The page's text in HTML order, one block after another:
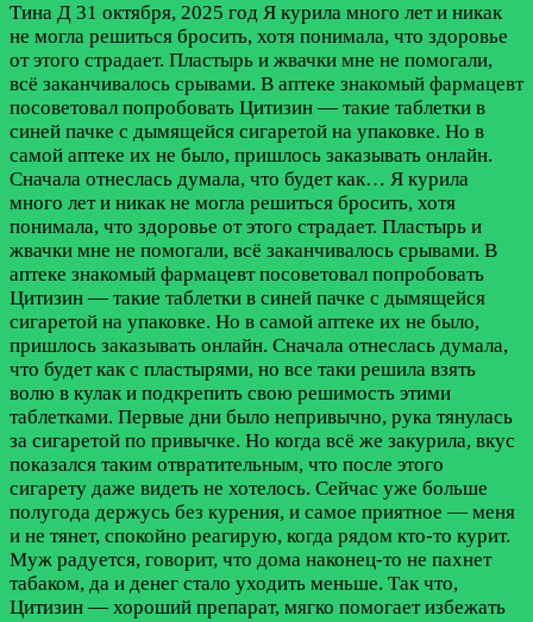
Тина Д 31 октября, 2025 год Я курила много лет и никак
не могла решиться бросить, хотя понимала, что здоровье
от этого страдает. Пластырь и жвачки мне не помогали,
всё заканчивалось срывами. В аптеке знакомый фармацевт
посоветовал попробовать Цитизин — такие таблетки в
синей пачке с дымящейся сигаретой на упаковке. Но в
самой аптеке их не было, пришлось заказывать онлайн.
Сначала отнеслась думала, что будет как… Я курила
много лет и никак не могла решиться бросить, хотя
понимала, что здоровье от этого страдает. Пластырь и
жвачки мне не помогали, всё заканчивалось срывами. В
аптеке знакомый фармацевт посоветовал попробовать
Цитизин — такие таблетки в синей пачке с дымящейся
сигаретой на упаковке. Но в самой аптеке их не было,
пришлось заказывать онлайн. Сначала отнеслась думала,
что будет как с пластырями, но все таки решила взять
волю в кулак и подкрепить свою решимость этими
таблетками. Первые дни было непривычно, рука тянулась
за сигаретой по привычке. Но когда всё же закурила, вкус
показался таким отвратительным, что после этого
сигарету даже видеть не хотелось. Сейчас уже больше
полугода держусь без курения, и самое приятное — меня
и не тянет, спокойно реагирую, когда рядом кто-то курит.
Муж радуется, говорит, что дома наконец-то не пахнет
табаком, да и денег стало уходить меньше. Так что,
Цитизин — хороший препарат, мягко помогает избежать